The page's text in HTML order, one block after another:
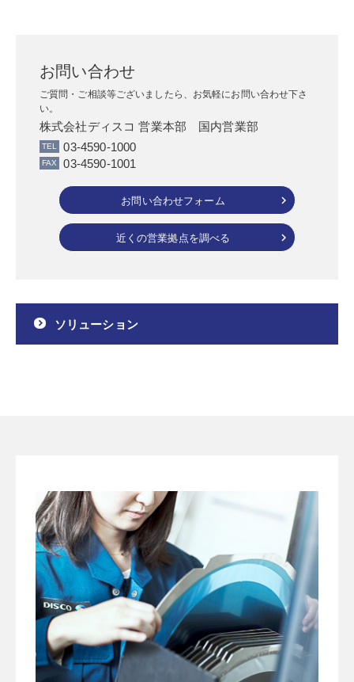
お問い合わせ
ご質問・ご相談等ございましたら、お気軽にお問い合わせ下さ
い。
株式会社ディスコ 営業本部 国内営業部
03-4590-1000
03-4590-1001
お問い合わせフォーム
近くの営業拠点を調べる
ソリューション